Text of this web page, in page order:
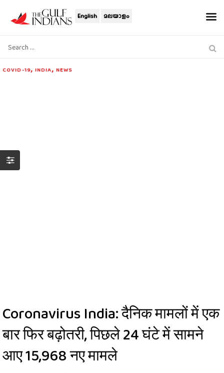
English മലയാളം
COVID-19,INDIA, NEWS
Coronavirus India: दैनिक मामलों में एक
बार फिर बढ़ोतरी, पिछले 24 घंटे में सामने
आए 15,968 नए मामले